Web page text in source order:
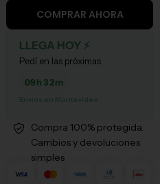
negro
cantidad
COMPRAR AHORA
LLEGA HOY ⚡
Pedí en las próximas
09h 32m
Envíos en Montevideo
Compra 100% protegida.
Cambios y devoluciones
simples